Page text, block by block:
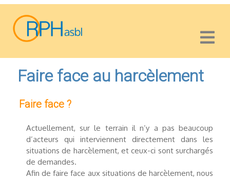
Faire face au harcèlement
Faire face ?
Actuellement, sur le terrain il n’y a pas beaucoup
d’acteurs qui interviennent directement dans les
situations de harcèlement, et ceux-ci sont surchargés
de demandes.
Afin de faire face aux situations de harcèlement, nous